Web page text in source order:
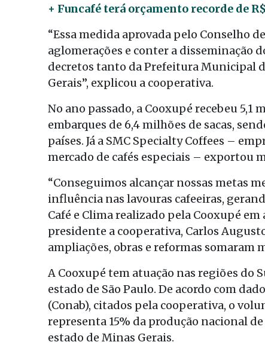
+ Funcafé terá orçamento recorde de
“Essa medida aprovada pelo Conselho
aglomerações e conter a disseminação
decretos tanto da Prefeitura Municipal
Gerais”, explicou a cooperativa.
No ano passado, a Cooxupé recebeu 5,1
embarques de 6,4 milhões de sacas,
países. Já a SMC Specialty Coffees –
mercado de cafés especiais – exportou
“Conseguimos alcançar nossas metas
influência nas lavouras cafeeiras,
Café e Clima realizado pela Cooxupé
presidente a cooperativa, Carlos
ampliações, obras e reformas somaram
A Cooxupé tem atuação nas regiões do
estado de São Paulo. De acordo com
(Conab), citados pela cooperativa, o
representa 15% da produção nacional
estado de Minas Gerais.